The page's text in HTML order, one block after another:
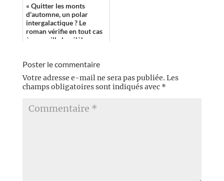
« Quitter les monts
d'automne, un polar
intergalactique ? Le
roman vérifie en tout cas
à merveille la célèbre
Poster le commentaire
Votre adresse e-mail ne sera pas publiée. Les
champs obligatoires sont indiqués avec *